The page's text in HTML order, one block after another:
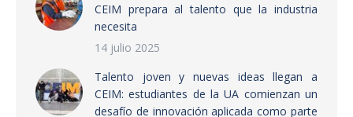
CEIM prepara al talento que la industria
necesita
14 julio 2025
Talento joven y nuevas ideas llegan a
CEIM: estudiantes de la UA comienzan un
desafío de innovación aplicada como parte